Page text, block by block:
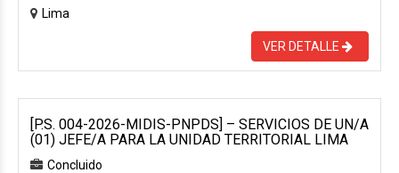
Lima
VER DETALLE
[P.S. 004-2026-MIDIS-PNPDS] – SERVICIOS DE UN/A
(01) JEFE/A PARA LA UNIDAD TERRITORIAL LIMA
Concluido